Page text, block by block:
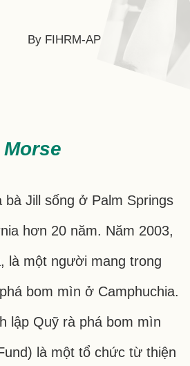
By FIHRM-AP
bà Jill sống ở Palm Springs
hơn 20 năm. Năm 2003,
là một người mang trong
bom mìn ở Camphuchia.
lập Quỹ rà phá bom mìn
là một tổ chức từ thiện